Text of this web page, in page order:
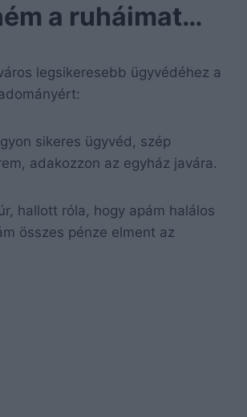
a ruháimat…
legsikeresebb ügyvédéhez a
sikeres ügyvéd, szép
adakozzon az egyház javára.
hallott róla, hogy apám halálos
összes pénze elment az